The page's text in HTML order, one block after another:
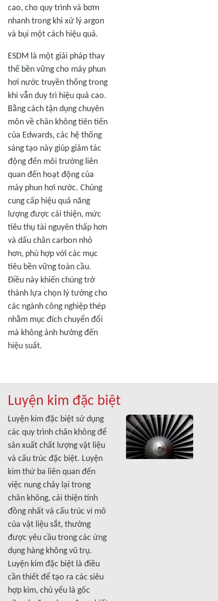
cao, cho quy trình và bơm
nhanh trong khi xử lý argon
và bụi một cách hiệu quả.
ESDM là một giải pháp thay
thế bền vững cho máy phun
hơi nước truyền thống trong
khi vẫn duy trì hiệu quả cao.
Bằng cách tận dụng chuyên
môn về chân không tiên tiến
của Edwards, các hệ thống
sáng tạo này giúp giảm tác
động đến môi trường liên
quan đến hoạt động của
máy phun hơi nước. Chúng
cung cấp hiệu quả năng
lượng được cải thiện, mức
tiêu thụ tài nguyên thấp hơn
và dấu chân carbon nhỏ
hơn, phù hợp với các mục
tiêu bền vững toàn cầu.
Điều này khiến chúng trở
thành lựa chọn lý tưởng cho
các ngành công nghiệp thép
nhằm mục đích chuyển đổi
mà không ảnh hưởng đến
hiệu suất.
Luyện kim đặc biệt
Luyện kim đặc biệt sử dụng
các quy trình chân không để
sản xuất chất lượng vật liệu
và cấu trúc đặc biệt. Luyện
kim thứ ba liên quan đến
việc nung chảy lại trong
chân không, cải thiện tính
đồng nhất và cấu trúc vi mô
của vật liệu sắt, thường
được yêu cầu trong các ứng
dụng hàng không vũ trụ.
Luyện kim đặc biệt là điều
cần thiết để tạo ra các siêu
hợp kim, chủ yếu là gốc